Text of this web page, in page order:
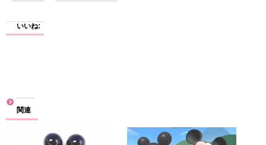
いいね:
関連